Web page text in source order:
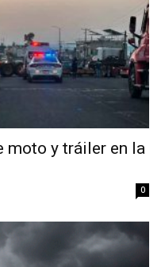
moto y tráiler en la
0